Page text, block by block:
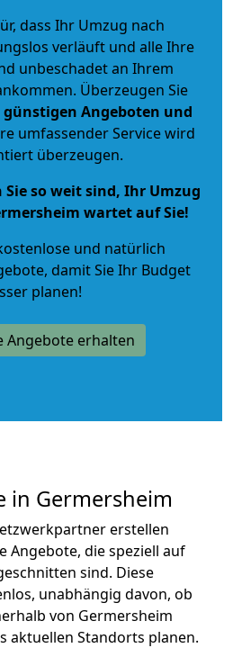
dass Ihr Umzug nach
verläuft und alle Ihre
unbeschadet an Ihrem
Überzeugen Sie
günstigen Angeboten und
umfassender Service wird
überzeugen.
so weit sind, Ihr Umzug
wartet auf Sie!
und natürlich
, damit Sie Ihr Budget
planen!
Angebote erhalten
in Germersheim
erstellen
Angebote, die speziell auf
sind. Diese
unabhängig davon, ob
von Germersheim
aktuellen Standorts planen.